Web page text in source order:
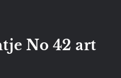
No 42 art